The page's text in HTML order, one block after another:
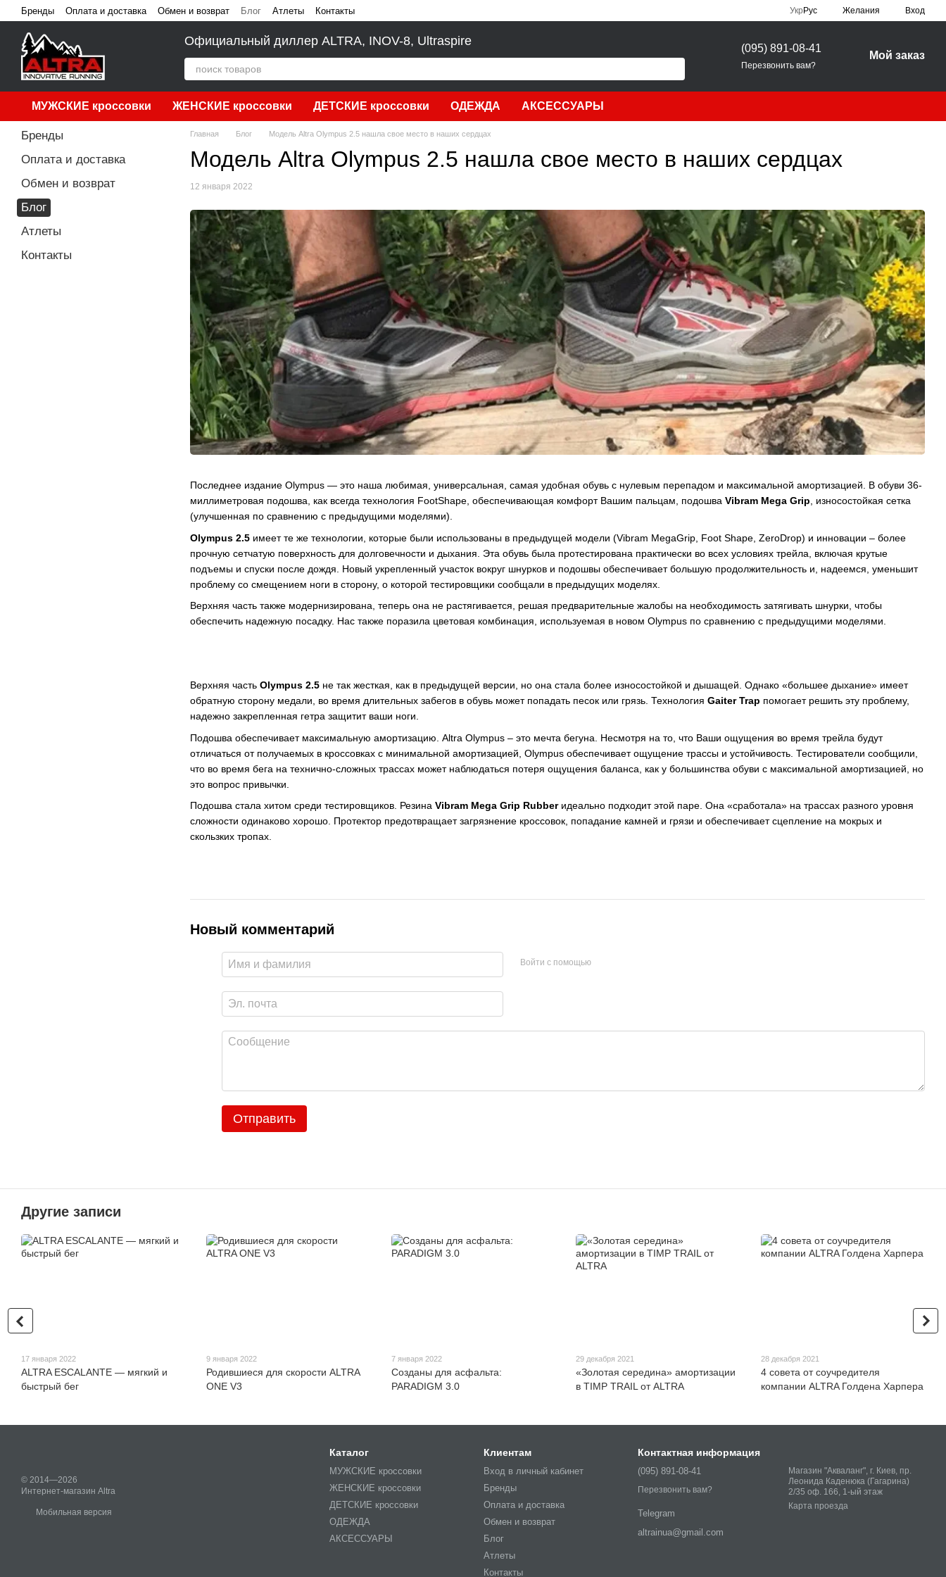
Перейти к основному контенту
Бренды Оплата и доставка Обмен и возврат Блог Атлеты Контакты Укр Рус Желания Вход
Официальный диллер ALTRA, INOV-8, Ultraspire
(095) 891-08-41
Перезвонить вам?
Мой заказ
МУЖСКИЕ кроссовки ЖЕНСКИЕ кроссовки ДЕТСКИЕ кроссовки ОДЕЖДА АКСЕССУАРЫ
Главная Блог Модель Altra Olympus 2.5 нашла свое место в наших сердцах
Модель Altra Olympus 2.5 нашла свое место в наших сердцах
12 января 2022
Последнее издание Olympus — это наша любимая, универсальная, самая удобная обувь с нулевым перепадом и максимальной амортизацией. В обуви 36-
миллиметровая подошва, как всегда технология FootShape, обеспечивающая комфорт Вашим пальцам, подошва Vibram Mega Grip, износостойкая сетка
(улучшенная по сравнению с предыдущими моделями).
Olympus 2.5 имеет те же технологии, которые были использованы в предыдущей модели (Vibram MegaGrip, Foot Shape, ZeroDrop) и инновации – более
прочную сетчатую поверхность для долговечности и дыхания. Эта обувь была протестирована практически во всех условиях трейла, включая крутые
подъемы и спуски после дождя. Новый укрепленный участок вокруг шнурков и подошвы обеспечивает большую продолжительность и, надеемся, уменьшит
проблему со смещением ноги в сторону, о которой тестировщики сообщали в предыдущих моделях.
Верхняя часть также модернизирована, теперь она не растягивается, решая предварительные жалобы на необходимость затягивать шнурки, чтобы
обеспечить надежную посадку. Нас также поразила цветовая комбинация, используемая в новом Olympus по сравнению с предыдущими моделями.
Верхняя часть Olympus 2.5 не так жесткая, как в предыдущей версии, но она стала более износостойкой и дышащей. Однако «большее дыхание» имеет
обратную сторону медали, во время длительных забегов в обувь может попадать песок или грязь. Технология Gaiter Trap помогает решить эту проблему,
надежно закрепленная гетра защитит ваши ноги.
Подошва обеспечивает максимальную амортизацию. Altra Olympus – это мечта бегуна. Несмотря на то, что Ваши ощущения во время трейла будут
отличаться от получаемых в кроссовках с минимальной амортизацией, Olympus обеспечивает ощущение трассы и устойчивость. Тестирователи сообщили,
что во время бега на технично-сложных трассах может наблюдаться потеря ощущения баланса, как у большинства обуви с максимальной амортизацией, но
это вопрос привычки.
Подошва стала хитом среди тестировщиков. Резина Vibram Mega Grip Rubber идеально подходит этой паре. Она «сработала» на трассах разного уровня
сложности одинаково хорошо. Протектор предотвращает загрязнение кроссовок, попадание камней и грязи и обеспечивает сцепление на мокрых и
скользких тропах.
Новый комментарий
Войти с помощью
Отправить
Бренды
Оплата и доставка
Обмен и возврат
Блог
Атлеты
Контакты
Другие записи
17 января 2022
ALTRA ESCALANTE — мягкий и
быстрый бег
9 января 2022
Родившиеся для скорости ALTRA
ONE V3
7 января 2022
Созданы для асфальта:
PARADIGM 3.0
29 декабря 2021
«Золотая середина» амортизации
в TIMP TRAIL от ALTRA
28 декабря 2021
4 совета от соучредителя
компании ALTRA Голдена Харпера
© 2014—2026
Интернет-магазин Altra
Мобильная версия
Каталог
МУЖСКИЕ кроссовки
ЖЕНСКИЕ кроссовки
ДЕТСКИЕ кроссовки
ОДЕЖДА
АКСЕССУАРЫ
Клиентам
Вход в личный кабинет
Бренды
Оплата и доставка
Обмен и возврат
Блог
Атлеты
Контакты
Контактная информация
(095) 891-08-41
Перезвонить вам?
Telegram
altrainua@gmail.com
Магазин "Акваланг", г. Киев, пр.
Леонида Каденюка (Гагарина)
2/35 оф. 166, 1-ый этаж
Карта проезда